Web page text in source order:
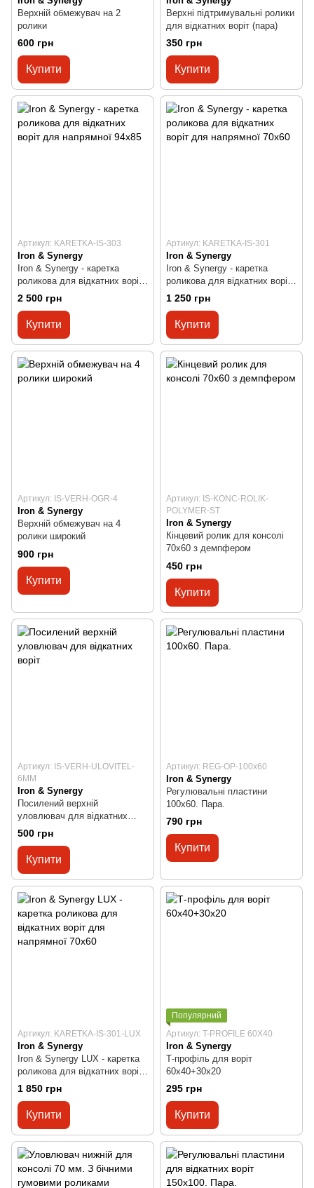
Верхній обмежувач на 2
ролики
600 грн
Купити
Верхні підтримувальні ролики
для відкатних воріт (пара)
350 грн
Купити
Артикул: KARETKA-IS-303
Iron & Synergy
Iron & Synergy - каретка
роликова для відкатних воріт
для напрямної 94х85
2 500 грн
Купити
Артикул: KARETKA-IS-301
Iron & Synergy
Iron & Synergy - каретка
роликова для відкатних воріт
для напрямної 70х60
1 250 грн
Купити
Артикул: IS-VERH-OGR-4
Iron & Synergy
Верхній обмежувач на 4
ролики широкий
900 грн
Купити
Артикул: IS-KONC-ROLIK-
POLYMER-ST
Iron & Synergy
Кінцевий ролик для консолі
70x60 з демпфером
450 грн
Купити
Артикул: IS-VERH-ULOVITEL-
6MM
Iron & Synergy
Посилений верхній
уловлювач для відкатних
воріт
500 грн
Купити
Артикул: REG-OP-100x60
Iron & Synergy
Регулювальні пластини
100х60. Пара.
790 грн
Купити
Артикул: KARETKA-IS-301-LUX
Iron & Synergy
Iron & Synergy LUX - каретка
роликова для відкатних воріт
для напрямної 70х60
1 850 грн
Купити
Популярний
Артикул: T-PROFILE 60X40
Iron & Synergy
Т-профіль для воріт
60х40+30х20
295 грн
Купити